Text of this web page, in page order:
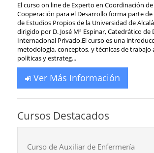
El curso on line de Experto en Coordinación
Cooperación para el Desarrollo forma parte
de Estudios Propios de la Universidad de
dirigido por D. José Mª Espinar, Catedrático de
Internacional Privado.El curso es una
metodología, conceptos, y técnicas de trabajo
políticas y estrateg...
Ver Más Información
Cursos Destacados
Curso de Auxiliar de Enfermería